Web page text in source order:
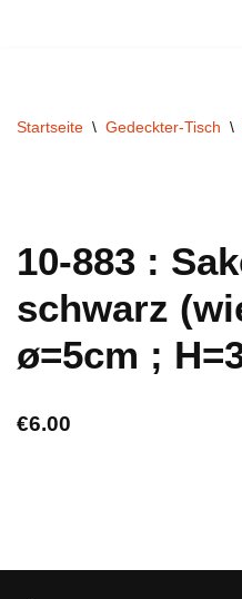
Startseite \ Gedeckter-Tisch \
10-883 :
schwarz
ø=5cm ;
€6.00